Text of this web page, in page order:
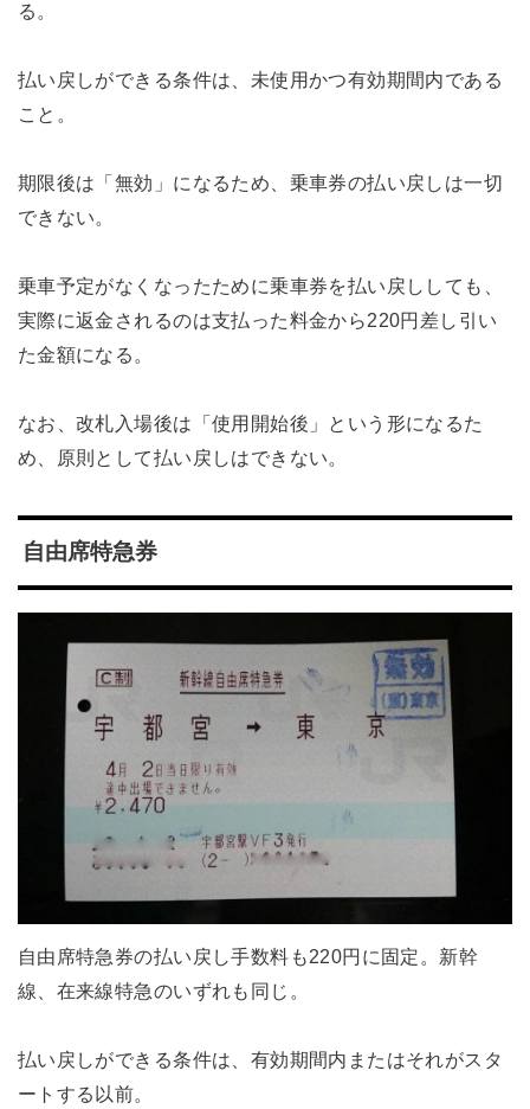
る。
払い戻しができる条件は、未使用かつ有効期間内である
こと。
期限後は「無効」になるため、乗車券の払い戻しは一切
できない。
乗車予定がなくなったために乗車券を払い戻ししても、
実際に返金されるのは支払った料金から220円差し引い
た金額になる。
なお、改札入場後は「使用開始後」という形になるた
め、原則として払い戻しはできない。
自由席特急券
自由席特急券の払い戻し手数料も220円に固定。新幹
線、在来線特急のいずれも同じ。
払い戻しができる条件は、有効期間内またはそれがスタ
ートする以前。